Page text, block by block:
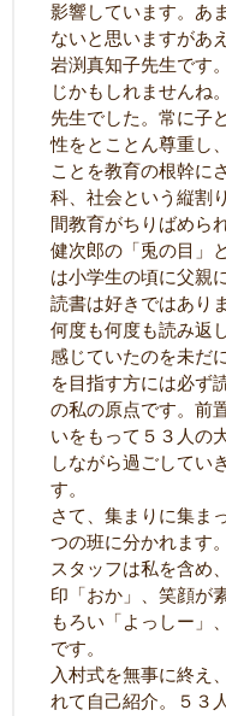
影響しています。あ
ないと思いますがあ
岩渕真知子先生です
じかもしれませんね
先生でした。常に子
性をとことん尊重し
ことを教育の根幹に
科、社会という縦割
間教育がちりばめら
健次郎の「兎の目」
は小学生の頃に父親
読書は好きではあり
何度も何度も読み返
感じていたのを未だ
を目指す方には必ず
の私の原点です。前
いをもって５３人の
しながら過ごしてい
す。
さて、集まりに集ま
つの班に分かれます。
スタッフは私を含め
印「おか」、笑顔が
もろい「よっしー」
です。
入村式を無事に終え
れて自己紹介。５３